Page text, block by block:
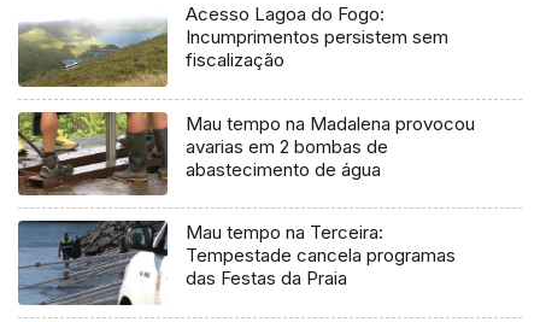
Acesso Lagoa do Fogo:
Incumprimentos persistem sem
fiscalização
Mau tempo na Madalena provocou
avarias em 2 bombas de
abastecimento de água
Mau tempo na Terceira:
Tempestade cancela programas
das Festas da Praia